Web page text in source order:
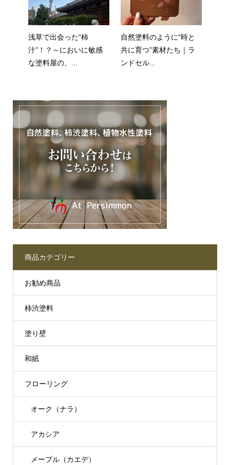
浅草で出会った“柿
汁”！？～においに敏感
な塗料屋の、...
自然塗料のように“時と
共に育つ”素材たち｜ラ
ンドセル...
商品カテゴリー
お勧め商品
柿渋塗料
塗り壁
和紙
フローリング
オーク（ナラ）
アカシア
メープル（カエデ）